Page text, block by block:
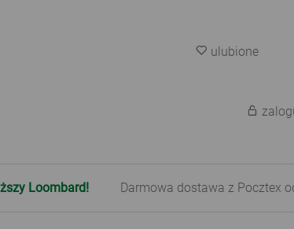
ulubione
Loombard! Darmowa dostawa z Pocztex